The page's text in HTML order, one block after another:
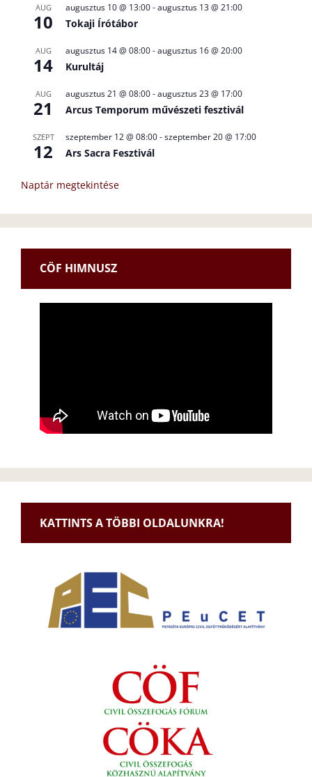
AUG
10
augusztus 10 @ 13:00-augusztus 13 @ 21:00
Tokaji Írótábor
AUG
14
augusztus 14 @ 08:00-augusztus 16 @ 20:00
Kurultáj
AUG
21
augusztus 21 @ 08:00-augusztus 23 @ 17:00
Arcus Temporum művészeti fesztivál
SZEPT
12
szeptember 12 @ 08:00-szeptember 20 @ 17:00
Ars Sacra Fesztivál
Naptár megtekintése
CÖF HIMNUSZ
KATTINTS A TÖBBI OLDALUNKRA!